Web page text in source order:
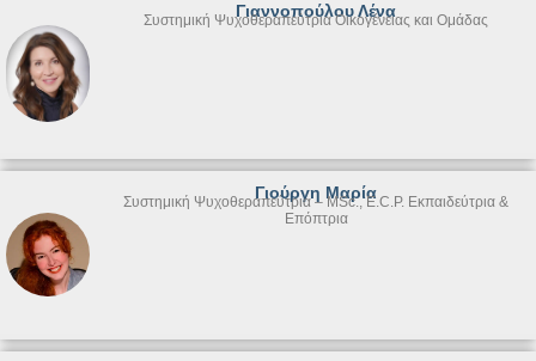
Γιαννοπούλου Λένα
Συστημική Ψυχοθεραπεύτρια Οικογένειας και Ομάδας
Γιούργη Μαρία
Συστημική Ψυχοθεραπεύτρια – MSc., E.C.P. Εκπαιδεύτρια &
Επόπτρια